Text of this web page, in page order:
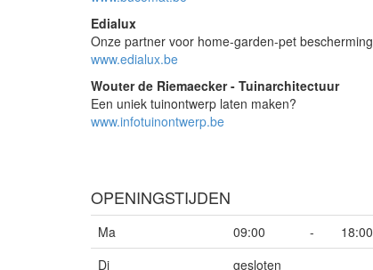
Edialux
Onze partner voor home-garden-pet bescherming
www.edialux.be
Wouter de Riemaecker - Tuinarchitectuur
Een uniek tuinontwerp laten maken?
www.infotuinontwerp.be
OPENINGSTIJDEN
Ma 09:00 -
18:00
Di
gesloten